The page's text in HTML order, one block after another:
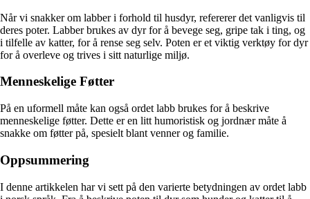
Når vi snakker om labber i forhold til husdyr, refererer det vanligvis til
deres poter. Labber brukes av dyr for å bevege seg, gripe tak i ting, og
i tilfelle av katter, for å rense seg selv. Poten er et viktig verktøy for dyr
for å overleve og trives i sitt naturlige miljø.
Menneskelige Føtter
På en uformell måte kan også ordet labb brukes for å beskrive
menneskelige føtter. Dette er en litt humoristisk og jordnær måte å
snakke om føtter på, spesielt blant venner og familie.
Oppsummering
I denne artikkelen har vi sett på den varierte betydningen av ordet labb